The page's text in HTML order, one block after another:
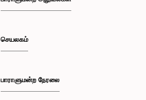
செயலகம்
பாராளுமன்ற நேரலை